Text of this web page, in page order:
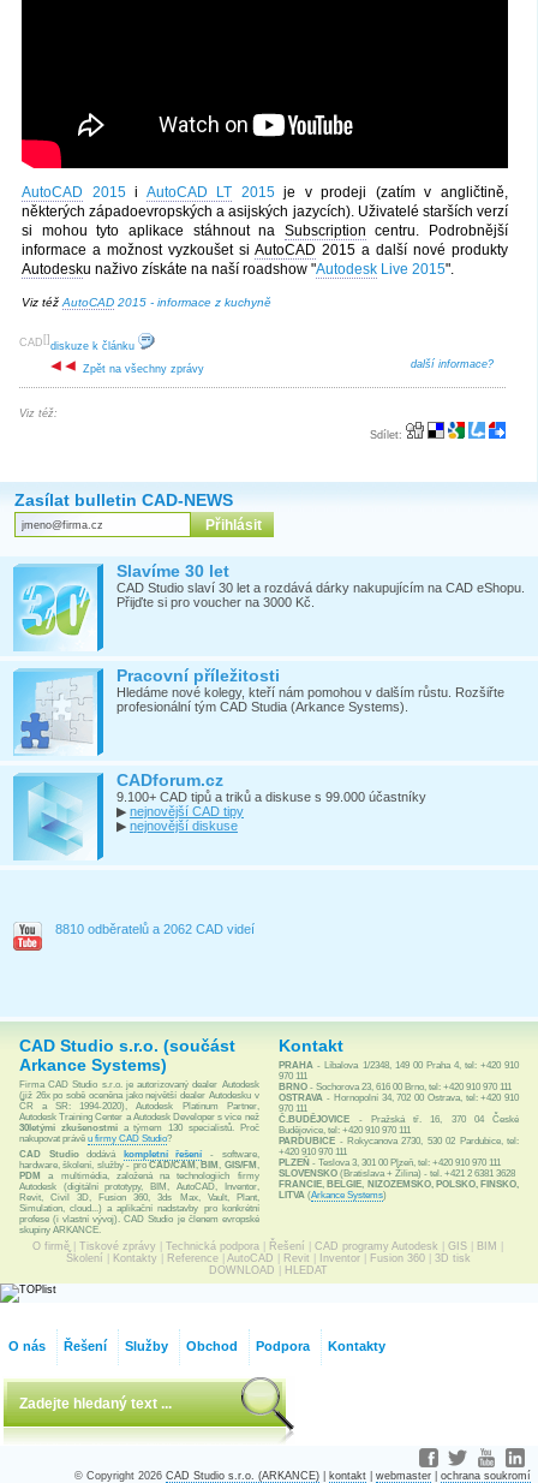
AutoCAD 2015i AutoCAD LT 2015je v prodeji (zatím v angličtině,
některých západoevropských a asijských jazycích). Uživatelé starších verzí
si mohou tyto aplikace stáhnout na Subscription centru. Podrobnější
informace a možnost vyzkoušet si AutoCAD 2015 a další nové produkty
Autodesku naživo získáte na naší roadshow "Autodesk Live 2015".
Viz téžAutoCAD 2015 - informace z kuchyně
[
CAD ]
diskuze k článku
další informace?
Zpět na všechny zprávy
Sdílet:
Viz též:
Zasílat bulletin CAD-NEWS
Slavíme 30 let
CAD Studio slaví 30 let a rozdává dárky nakupujícím na CAD eShopu.
Přijďte si pro voucher na 3000 Kč.
Pracovní příležitosti
Hledáme nové kolegy, kteří nám pomohou v dalším růstu. Rozšiřte
profesionální tým CAD Studia (Arkance Systems).
CADforum.cz
9.100+ CAD tipů a triků a diskuse s 99.000 účastníky
▶ nejnovější CAD tipy
▶ nejnovější diskuse
8810 odběratelů a 2062 CAD videí
CAD Studio s.r.o. (součást
Arkance Systems)
Firma CAD Studio s.r.o. je autorizovaný dealer Autodesk
(již 26x po sobě oceněna jako největší dealer Autodesku v
ČR a SR: 1994-2020), Autodesk Platinum Partner,
Autodesk Training Center a Autodesk Developer s více než
30letými zkušenostmia týmem 130 specialistů. Proč
nakupovat právě u firmy CAD Studio?
CAD Studiododává kompletní řešení - software,
hardware, školení, služby - pro CAD/CAM , BIM, GIS/FM ,
PDM
a multimédia, založená na technologiích firmy
Autodesk (digitální prototypy, BIM, AutoCAD, Inventor,
Revit, Civil 3D, Fusion 360, 3ds Max, Vault, Plant,
Simulation, cloud...) a aplikační nadstavby pro konkrétní
profese (i vlastní vývoj). CAD Studio je členem evropské
skupiny ARKANCE.
Kontakt
PRAHA - Líbalova 1/2348, 149 00 Praha 4, tel: +420 910
970 111
BRNO - Sochorova 23, 616 00 Brno, tel: +420 910 970 111
OSTRAVA - Hornopolní 34, 702 00 Ostrava, tel: +420 910
970 111
Č.BUDĚJOVICE - Pražská tř. 16, 370 04 České
Budějovice, tel: +420 910 970 111
PARDUBICE - Rokycanova 2730, 530 02 Pardubice, tel:
+420 910 970 111
PLZEŇ - Teslova 3, 301 00 Plzeň, tel: +420 910 970 111
SLOVENSKO (Bratislava + Žilina) - tel. +421 2 6381 3628
FRANCIE, BELGIE, NIZOZEMSKO, POLSKO, FINSKO,
LITVA (Arkance Systems)
O firmě Tiskové zprávy Technická podpora Řešení CAD programy Autodesk GIS BIM
Školení
Kontakty Reference| AutoCAD Revit Inventor| Fusion 360| 3D tisk
DOWNLOAD
HLEDAT
O nás Řešení Služby Obchod Podpora Kontakty
© Copyright 2026 CAD Studio s.r.o. (ARKANCE) kontakt webmaster ochrana soukromí